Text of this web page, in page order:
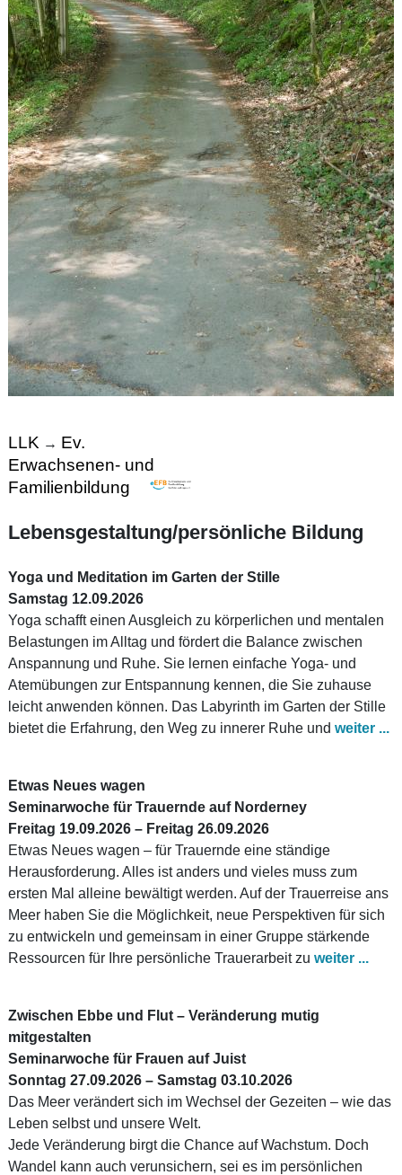
LLK → Ev.
Erwachsenen- und
Familienbildung
Lebensgestaltung/persönliche Bildung
Yoga und Meditation im Garten der Stille
Samstag 12.09.2026
Yoga schafft einen Ausgleich zu körperlichen und mentalen
Belastungen im Alltag und fördert die Balance zwischen
Anspannung und Ruhe. Sie lernen einfache Yoga- und
Atemübungen zur Entspannung kennen, die Sie zuhause
leicht anwenden können. Das Labyrinth im Garten der Stille
bietet die Erfahrung, den Weg zu innerer Ruhe und weiter ...
Etwas Neues wagen
Seminarwoche für Trauernde auf Norderney
Freitag 19.09.2026 – Freitag 26.09.2026
Etwas Neues wagen – für Trauernde eine ständige
Herausforderung. Alles ist anders und vieles muss zum
ersten Mal alleine bewältigt werden. Auf der Trauerreise ans
Meer haben Sie die Möglichkeit, neue Perspektiven für sich
zu entwickeln und gemeinsam in einer Gruppe stärkende
Ressourcen für Ihre persönliche Trauerarbeit zu weiter ...
Zwischen Ebbe und Flut – Veränderung mutig
mitgestalten
Seminarwoche für Frauen auf Juist
Sonntag 27.09.2026 – Samstag 03.10.2026
Das Meer verändert sich im Wechsel der Gezeiten – wie das
Leben selbst und unsere Welt.
Jede Veränderung birgt die Chance auf Wachstum. Doch
Wandel kann auch verunsichern, sei es im persönlichen